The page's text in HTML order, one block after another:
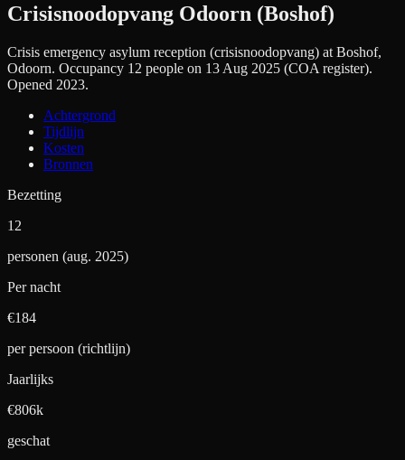
Crisisnoodopvang Odoorn (Boshof)
Crisis emergency asylum reception (crisisnoodopvang) at Boshof,
Odoorn. Occupancy 12 people on 13 Aug 2025 (COA register).
Opened 2023.
Achtergrond
Tijdlijn
Kosten
Bronnen
Bezetting
12
personen (aug. 2025)
Per nacht
€184
per persoon (richtlijn)
Jaarlijks
€806k
geschat